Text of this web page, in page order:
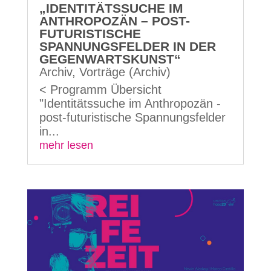
„IDENTITÄTSSUCHE IM
ANTHROPOZÄN – POST-
FUTURISTISCHE
SPANNUNGSFELDER IN DER
GEGENWARTSKUNST“
Archiv, Vorträge (Archiv)
< Programm Übersicht
"Identitätssuche im Anthropozän -
post-futuristische Spannungsfelder
in...
mehr lesen